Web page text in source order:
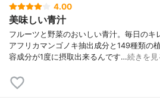
4.00
美味しい青汁
フルーツと野菜のおいしい青汁。毎日のキ
アフリカマンゴノキ抽出成分と149種類の
容成分が1度に摂取出来るんです…続きを見